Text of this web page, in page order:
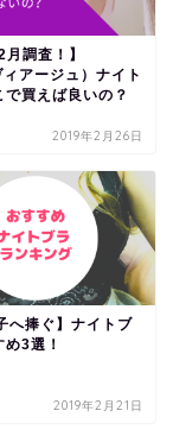
月調査！】
アージュ）ナイト
で買えば良いの？
2019年2月26日
へ捧ぐ】ナイトブ
3選！
2019年2月21日